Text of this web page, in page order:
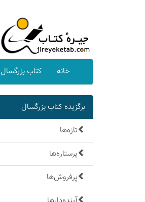
خانه كتاب بزرگسال
برگزیده كتاب بزرگسال
تازه‌ها
پرستاره‌ها
پرفروش‌ها